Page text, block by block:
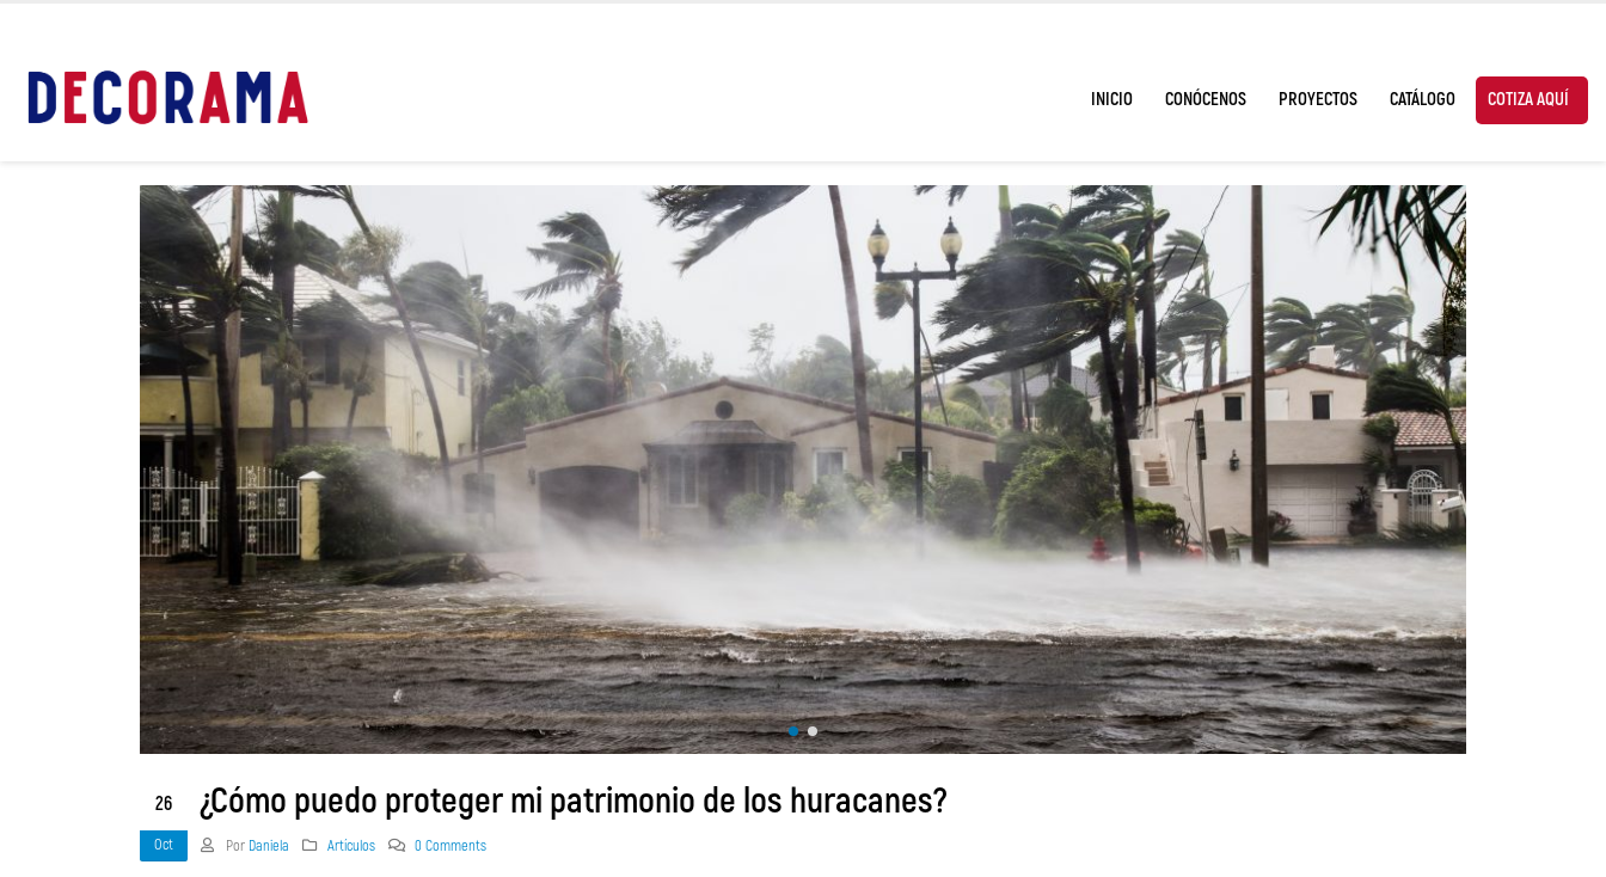
INICIO CONÓCENOS PROYECTOS CATÁLOGO COTIZA AQUÍ
26
Oct
¿Cómo puedo proteger mi patrimonio de los huracanes?
Por Daniela Artículos 0 Comments